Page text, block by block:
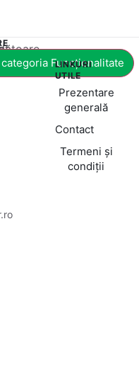
Funcționalitate
LINKURI
UTILE
Prezentare
generală
Contact
Termeni și
condiții